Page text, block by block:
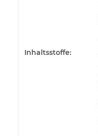
Inhaltsstoffe: